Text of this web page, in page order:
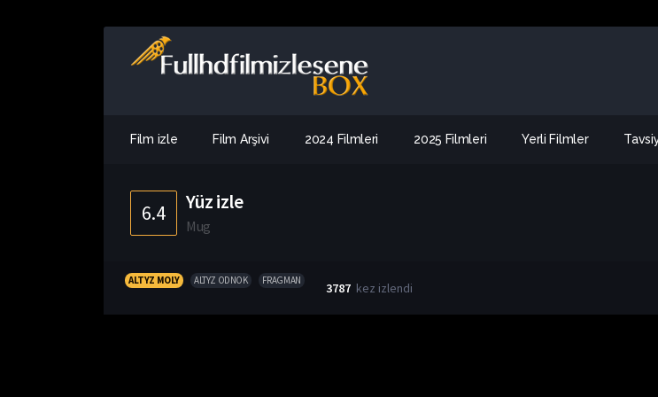
Film izle Film Arşivi 2024 Filmleri 2025 Filmleri Yerli Filmler
6.4 Yüz izle
Mug
ALTYZ MOLY ALTYZ ODNOK FRAGMAN 3787 kez izlendi